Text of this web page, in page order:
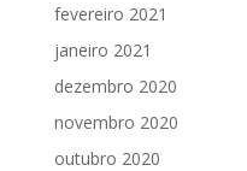
fevereiro 2021
janeiro 2021
dezembro 2020
novembro 2020
outubro 2020